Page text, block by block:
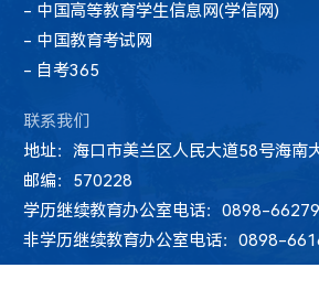
- 中国高等教育学生信息网(学信网)
- 中国教育考试网
- 自考365
联系我们
地址：海口市美兰区人民大道58号海南
邮编：570228
学历继续教育办公室电话：0898-
非学历继续教育办公室电话：0898-